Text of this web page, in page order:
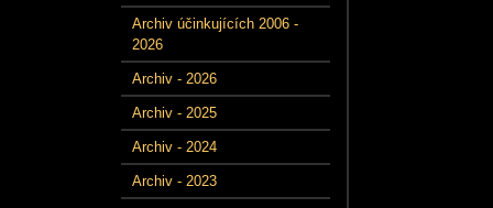
Archiv účinkujících 2006 -
2026
Archiv - 2026
Archiv - 2025
Archiv - 2024
Archiv - 2023